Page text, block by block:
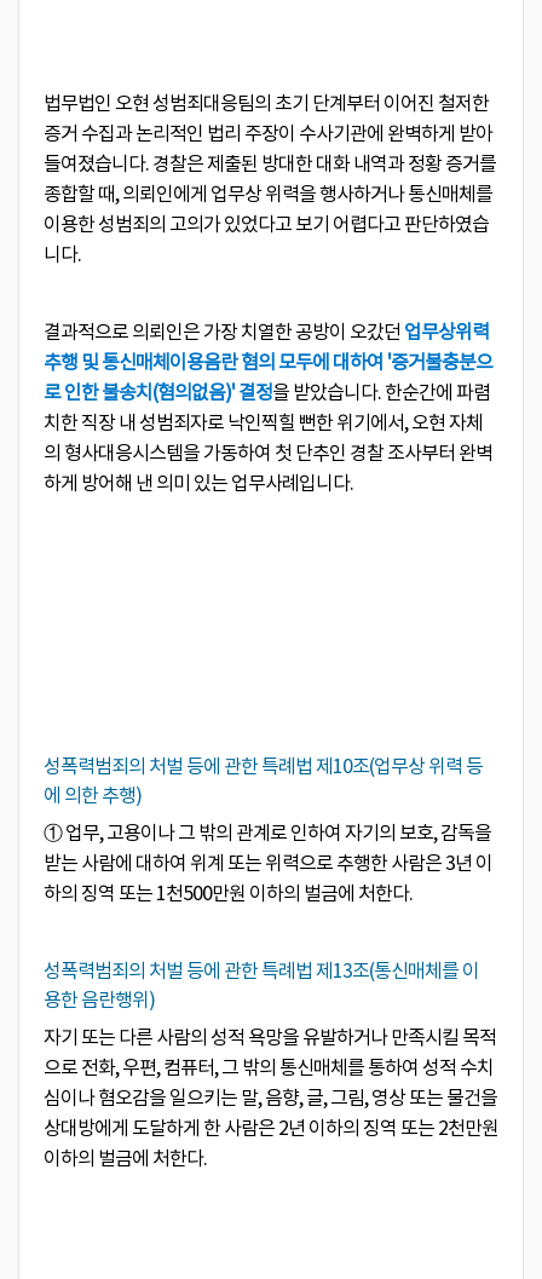
법무법인 오현 성범죄대응팀의 초기 단계부터 이어진 철저한
증거 수집과 논리적인 법리 주장이 수사기관에 완벽하게 받아
들여졌습니다. 경찰은 제출된 방대한 대화 내역과 정황 증거를
종합할 때, 의뢰인에게 업무상 위력을 행사하거나 통신매체를
이용한 성범죄의 고의가 있었다고 보기 어렵다고 판단하였습
니다.
결과적으로 의뢰인은 가장 치열한 공방이 오갔던 업무상위력
추행 및 통신매체이용음란 혐의 모두에 대하여 '증거불충분으
로 인한 불송치(혐의없음)' 결정을 받았습니다. 한순간에 파렴
치한 직장 내 성범죄자로 낙인찍힐 뻔한 위기에서, 오현 자체
의 형사대응시스템을 가동하여 첫 단추인 경찰 조사부터 완벽
하게 방어해 낸 의미 있는 업무사례입니다.
성폭력범죄의 처벌 등에 관한 특례법 제10조(업무상 위력 등
에 의한 추행)
① 업무, 고용이나 그 밖의 관계로 인하여 자기의 보호, 감독을
받는 사람에 대하여 위계 또는 위력으로 추행한 사람은 3년 이
하의 징역 또는 1천500만원 이하의 벌금에 처한다.
성폭력범죄의 처벌 등에 관한 특례법 제13조(통신매체를 이
용한 음란행위)
자기 또는 다른 사람의 성적 욕망을 유발하거나 만족시킬 목적
으로 전화, 우편, 컴퓨터, 그 밖의 통신매체를 통하여 성적 수치
심이나 혐오감을 일으키는 말, 음향, 글, 그림, 영상 또는 물건을
상대방에게 도달하게 한 사람은 2년 이하의 징역 또는 2천만원
이하의 벌금에 처한다.